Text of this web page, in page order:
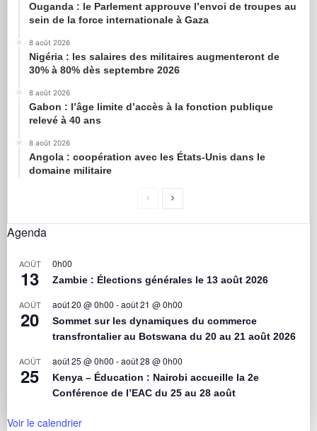
Ouganda : le Parlement approuve l’envoi de troupes au
sein de la force internationale à Gaza
8 août 2026
Nigéria : les salaires des militaires augmenteront de
30% à 80% dès septembre 2026
8 août 2026
Gabon : l’âge limite d’accès à la fonction publique
relevé à 40 ans
8 août 2026
Angola : coopération avec les États-Unis dans le
domaine militaire
Agenda
AOÛT
13
0h00
Zambie : Élections générales le 13 août 2026
AOÛT
20
août 20 @ 0h00 -août 21 @ 0h00
Sommet sur les dynamiques du commerce
transfrontalier au Botswana du 20 au 21 août 2026
AOÛT
25
août 25 @ 0h00 -août 28 @ 0h00
Kenya – Éducation : Nairobi accueille la 2e
Conférence de l’EAC du 25 au 28 août
Voir le calendrier